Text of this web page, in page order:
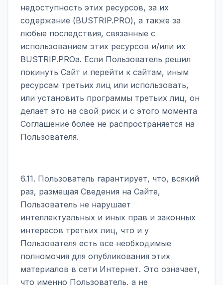
недоступность этих ресурсов, за их
содержание (BUSTRIP.PRO), а также за
любые последствия, связанные с
использованием этих ресурсов и/или их
BUSTRIP.PROа. Если Пользователь решил
покинуть Сайт и перейти к сайтам, иным
ресурсам третьих лиц или использовать,
или установить программы третьих лиц, он
делает это на свой риск и с этого момента
Соглашение более не распространяется на
Пользователя.
6.11. Пользователь гарантирует, что, всякий
раз, размещая Сведения на Сайте,
Пользователь не нарушает
интеллектуальных и иных прав и законных
интересов третьих лиц, что и у
Пользователя есть все необходимые
полномочия для опубликования этих
материалов в сети Интернет. Это означает,
что именно Пользователь, а не